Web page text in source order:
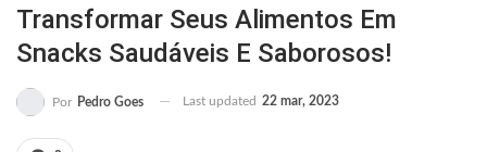
Transformar Seus Alimentos Em
Snacks Saudáveis E Saborosos!
Por Pedro Goes Last updated 22 mar, 2023